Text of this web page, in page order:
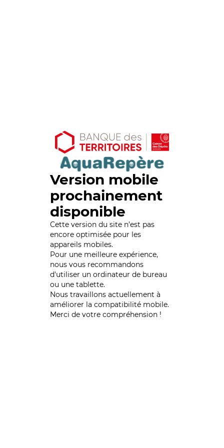
Version mobile
prochainement
disponible
Cette version du site n’est pas
encore optimisée pour les
appareils mobiles.
Pour une meilleure expérience,
nous vous recommandons
d'utiliser un ordinateur de bureau
ou une tablette.
Nous travaillons actuellement à
améliorer la compatibilité mobile.
Merci de votre compréhension !